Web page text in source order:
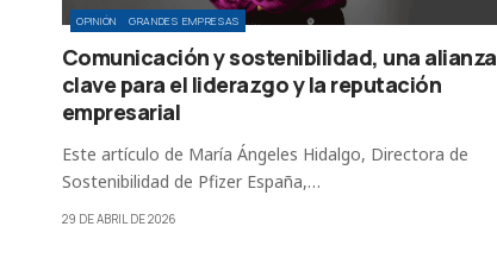
OPINIÓN GRANDES EMPRESAS
Comunicación y sostenibilidad, una alianza
clave para el liderazgo y la reputación
empresarial
Este artículo de María Ángeles Hidalgo, Directora de
Sostenibilidad de Pfizer España,…
29 DE ABRIL DE 2026